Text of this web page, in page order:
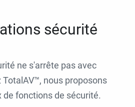
sécurité
ne s'arrête pas avec
TotalAV™, nous proposons
de fonctions de sécurité.